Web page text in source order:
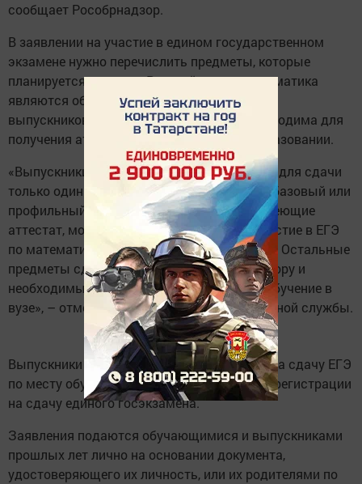
сообщает Рособрнадзор.
В заявлении на участие в едином государственном
экзамене нужно перечислить предметы, которые
планируется сдавать. Русский язык и математика
являются обязательными экзаменами для
выпускников текущего года, их сдача необходима для
получения аттестата о среднем общем образовании.
«Выпускники текущего года могут выбрать для сдачи
только один уровень ЕГЭ по математике – базовый или
профильный. Выпускники прошлых лет, имеющие
аттестат, могут зарегистрироваться на участие в ЕГЭ
по математике только профильного уровня. Остальные
предметы сдаются участниками по их выбору и
необходимы тем, кто желает продолжить обучение в
вузе», – отмечается в сообщении федеральной службы.
Выпускники этого года подают заявление на сдачу ЕГЭ
по месту обучения, прошлых лет – в места регистрации
на сдачу единого госэкзамена.
Заявления подаются обучающимися и выпускниками
прошлых лет лично на основании документа,
удостоверяющего их личность, или их родителями по